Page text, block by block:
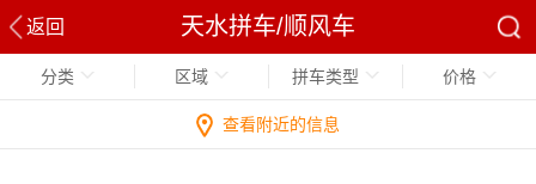
返回 天水拼车/顺风车
分类 区域 拼车类型 价格
查看附近的信息